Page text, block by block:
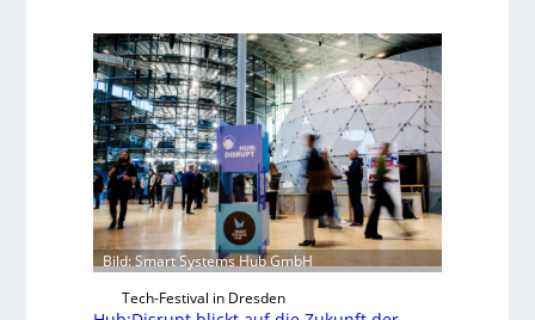
A
Z
ü
r
i
c
h
:
r
e
f
Bild: Smart Systems Hub GmbH
Tech-Festival in Dresden